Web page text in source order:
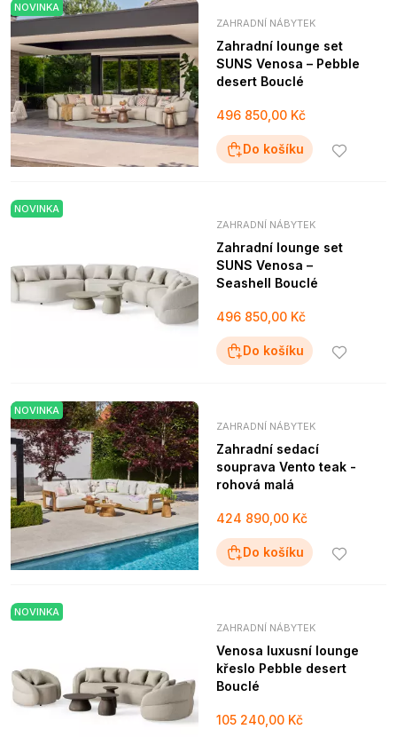
NOVINKA
ZAHRADNÍ NÁBYTEK
Zahradní lounge set
SUNS Venosa – Pebble
desert Bouclé
496 850,00 Kč
Do košíku
NOVINKA
ZAHRADNÍ NÁBYTEK
Zahradní lounge set
SUNS Venosa –
Seashell Bouclé
496 850,00 Kč
Do košíku
NOVINKA
ZAHRADNÍ NÁBYTEK
Zahradní sedací
souprava Vento teak -
rohová malá
424 890,00 Kč
Do košíku
NOVINKA
ZAHRADNÍ NÁBYTEK
Venosa luxusní lounge
křeslo Pebble desert
Bouclé
105 240,00 Kč